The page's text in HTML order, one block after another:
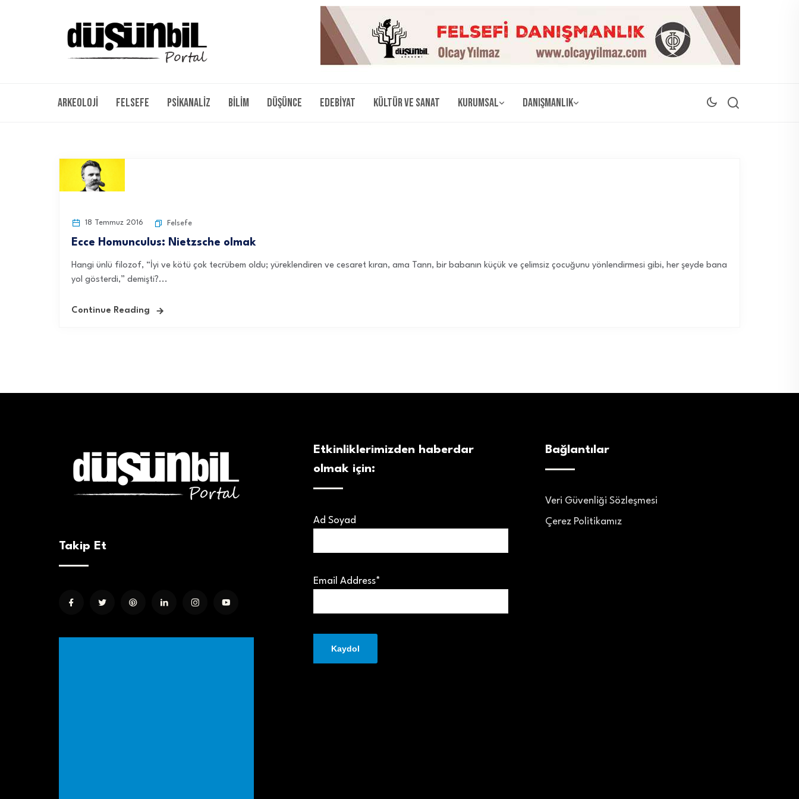
Arkeoloji Felsefe Psikanaliz Bilim Düşünce Edebiyat Kültür ve Sanat Kurumsal Danışmanlık
18 Temmuz 2016 Felsefe
Ecce Homunculus: Nietzsche olmak
Hangi ünlü filozof, “İyi ve kötü çok tecrübem oldu; yüreklendiren ve cesaret kıran, ama Tanrı, bir babanın küçük ve çelimsiz çocuğunu yönlendirmesi gibi, her şeyde bana
yol gösterdi,” demişti?...
Continue Reading
Takip Et
Etkinliklerimizden haberdar
olmak için:
Ad Soyad
Email Address*
Bağlantılar
Veri Güvenliği Sözleşmesi
Çerez Politikamız